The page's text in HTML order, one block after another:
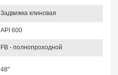
Задвижка клиновая
API 600
FB - полнопроходной
48"